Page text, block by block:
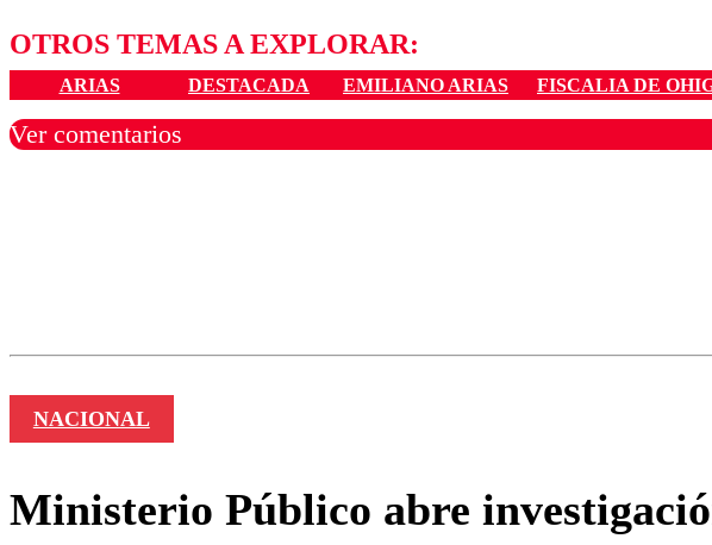
OTROS TEMAS A EXPLORAR:
ARIAS DESTACADA EMILIANO ARIAS FISCALIA DE
Ver comentarios
NACIONAL
Ministerio Público abre